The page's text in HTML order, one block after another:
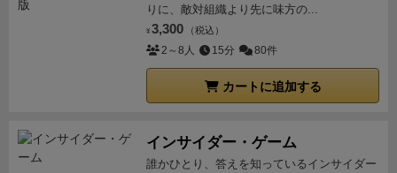
りに、敵対組織より先に味方の...
¥ 3,300 （税込）
2～8人 15分 80件
カートに追加する
インサイダー・ゲーム
誰かひとり、答えを知っているインサイダー